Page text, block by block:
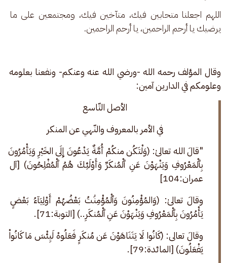
اللهم اجعلنا متحابين فيك، متآخين فيك، ومجتمعين على ما
يرضيك يا أرحم الراحمين، يا أرحم الراحمين.
وقال المؤلف رحمه الله -ورضي الله عنه وعنكم- ونفعنا بعلومه
وعلومكم في الدارين آمين:
الأصل التّاسع
في الأمر بالمعروف والنّهي عن المنكر
"قالَ الله تعالىٰ: (وَلْتَكُن منكُمْ أُمَّةٌ يَدْعُونَ إِلَى الخَيْرِ وَيَأْمُرُونَ
بِٱلْمَعْرُوفِ وَيَنْهَوْنَ عَنِ ٱلْمُنكَرِّ وَأَوْلَئِكَ هُمُ ٱلْمُفْلِحُونَ) [آل
عمران:104]
وقالَ تعالىٰ: (وَالمُؤْمِنُونَ وَٱلْمُؤْمِنَٰتُ بَعْضُهُمْ أَوْلِيَآءُ بَعْضٍ
يَأْمُرُونَ بِٱلْمَعْرُوفِ وَيَنْهَوْنَ عَنِ ٱلْمُنكَرِ..) [التوبة:71].
وقالَ تعالى: (كَانُوا لَا يَتَنَاهَوْنَ عَن مُنكَرٍ فَعَلُوهْ لَيِئْسَ مَا كَانُواْ
يَفْعَلُونَ) [المائدة:79].